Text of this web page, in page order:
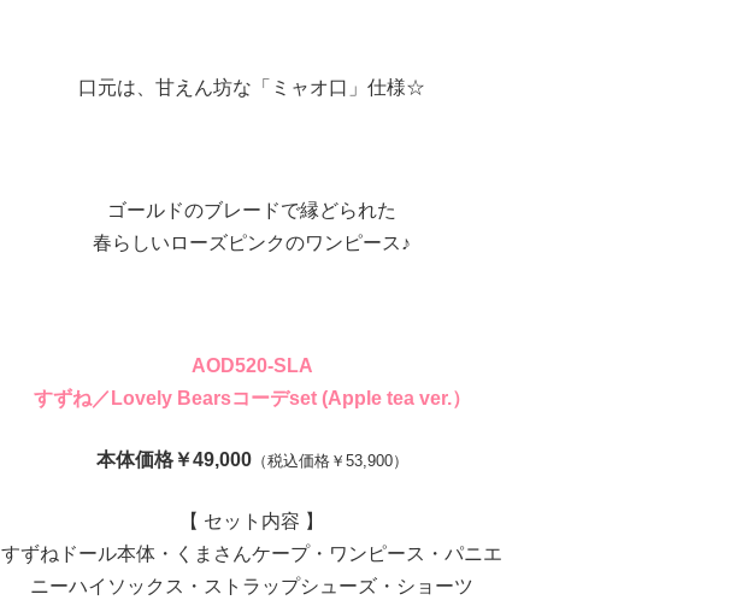
口元は、甘えん坊な「ミャオ口」仕様☆
ゴールドのブレードで縁どられた
春らしいローズピンクのワンピース♪
AOD520-SLA
すずね／Lovely Bearsコーデset (Apple tea ver.）
本体価格￥49,000（税込価格￥53,900）
【 セット内容 】
すずねドール本体・くまさんケープ・ワンピース・パニエ
ニーハイソックス・ストラップシューズ・ショーツ